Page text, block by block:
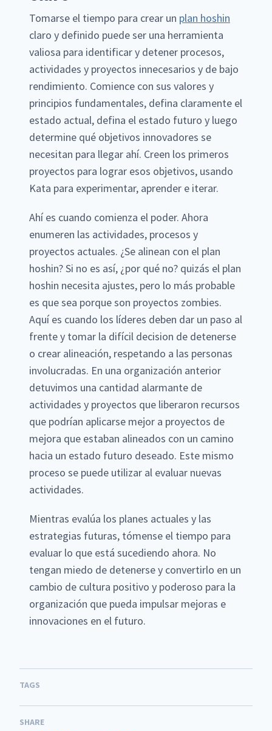
Tomarse el tiempo para crear un plan hoshin
claro y definido puede ser una herramienta
valiosa para identificar y detener procesos,
actividades y proyectos innecesarios y de bajo
rendimiento. Comience con sus valores y
principios fundamentales, defina claramente el
estado actual, defina el estado futuro y luego
determine qué objetivos innovadores se
necesitan para llegar ahí. Creen los primeros
proyectos para lograr esos objetivos, usando
Kata para experimentar, aprender e iterar.
Ahí es cuando comienza el poder. Ahora
enumeren las actividades, procesos y
proyectos actuales. ¿Se alinean con el plan
hoshin? Si no es así, ¿por qué no? quizás el plan
hoshin necesita ajustes, pero lo más probable
es que sea porque son proyectos zombies.
Aquí es cuando los líderes deben dar un paso al
frente y tomar la difícil decision de detenerse
o crear alineación, respetando a las personas
involucradas. En una organización anterior
detuvimos una cantidad alarmante de
actividades y proyectos que liberaron recursos
que podrían aplicarse mejor a proyectos de
mejora que estaban alineados con un camino
hacia un estado futuro deseado. Este mismo
proceso se puede utilizar al evaluar nuevas
actividades.
Mientras evalúa los planes actuales y las
estrategias futuras, tómense el tiempo para
evaluar lo que está sucediendo ahora. No
tengan miedo de detenerse y convertirlo en un
cambio de cultura positivo y poderoso para la
organización que pueda impulsar mejoras e
innovaciones en el futuro.
TAGS
SHARE